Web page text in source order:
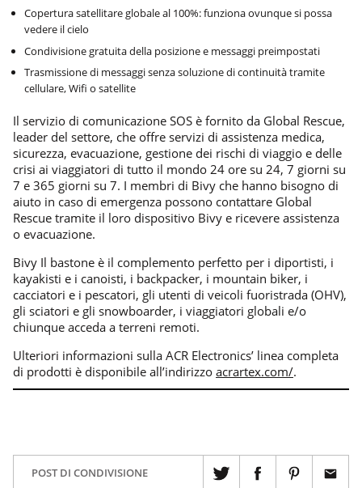
Copertura satellitare globale al 100%: funziona ovunque si possa
vedere il cielo
Condivisione gratuita della posizione e messaggi preimpostati
Trasmissione di messaggi senza soluzione di continuità tramite
cellulare, Wifi o satellite
Il servizio di comunicazione SOS è fornito da Global Rescue,
leader del settore, che offre servizi di assistenza medica,
sicurezza, evacuazione, gestione dei rischi di viaggio e delle
crisi ai viaggiatori di tutto il mondo 24 ore su 24, 7 giorni su
7 e 365 giorni su 7. I membri di Bivy che hanno bisogno di
aiuto in caso di emergenza possono contattare Global
Rescue tramite il loro dispositivo Bivy e ricevere assistenza
o evacuazione.
Bivy Il bastone è il complemento perfetto per i diportisti, i
kayakisti e i canoisti, i backpacker, i mountain biker, i
cacciatori e i pescatori, gli utenti di veicoli fuoristrada (OHV),
gli sciatori e gli snowboarder, i viaggiatori globali e/o
chiunque acceda a terreni remoti.
Ulteriori informazioni sulla ACR Electronics’ linea completa
di prodotti è disponibile all’indirizzo acrartex.com/.
POST DI CONDIVISIONE